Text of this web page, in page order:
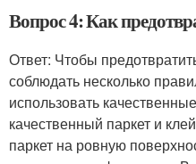
Вопрос 4: Как
Ответ: Чтобы
соблюдать несколько
использовать
качественный паркет и
паркет на ровную